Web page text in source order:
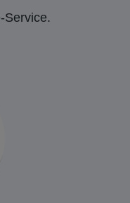
Service.